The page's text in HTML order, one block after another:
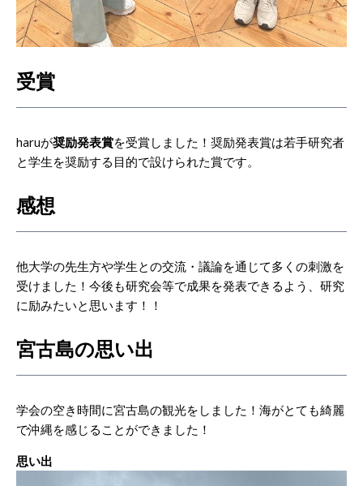
受賞
haruが奨励発表賞を受賞しました！奨励発表賞は若手研究者
と学生を奨励する目的で設けられた賞です。
感想
他大学の先生方や学生との交流・議論を通じて多くの刺激を
受けました！今後も研究会等で成果を発表できるよう、研究
に励みたいと思います！！
宮古島の思い出
学会の空き時間に宮古島の観光をしました！海がとても綺麗
で沖縄を感じることができました！
思い出